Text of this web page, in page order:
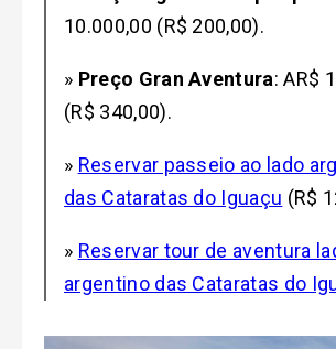
10.000,00 (R$ 200,00).
» Preço Gran Aventura: AR$
(R$ 340,00).
» Reservar passeio ao lado
das Cataratas do Iguaçu (R$
» Reservar tour de aventura
argentino das Cataratas do